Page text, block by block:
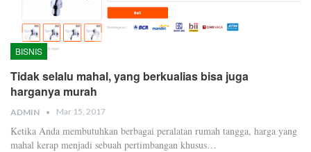
BISNIS
Tidak selalu mahal, yang berkualias bisa juga
harganya murah
ADMIN Mar 15, 2017
Ketika Anda membutuhkan berbagai peralatan rumah tangga, harga yang
mahal kerap menjadi sebuah pertimbangan khusus…